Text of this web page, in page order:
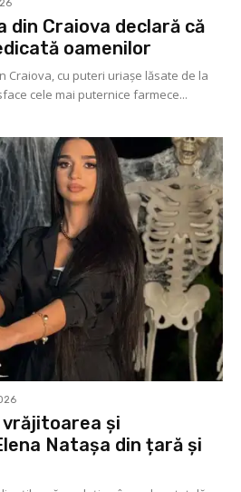
din Craiova declară că
oamenilor
Craiova, cu puteri uriașe lăsate de la
cele mai puternice farmece...
și
Natașa din țară și